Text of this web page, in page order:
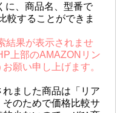
に、商品名、型番で
較することができま
結果が表示されませ
上部のAMAZONリン
願い申し上げます。
ました商品は「リア
のためで価格比較サ